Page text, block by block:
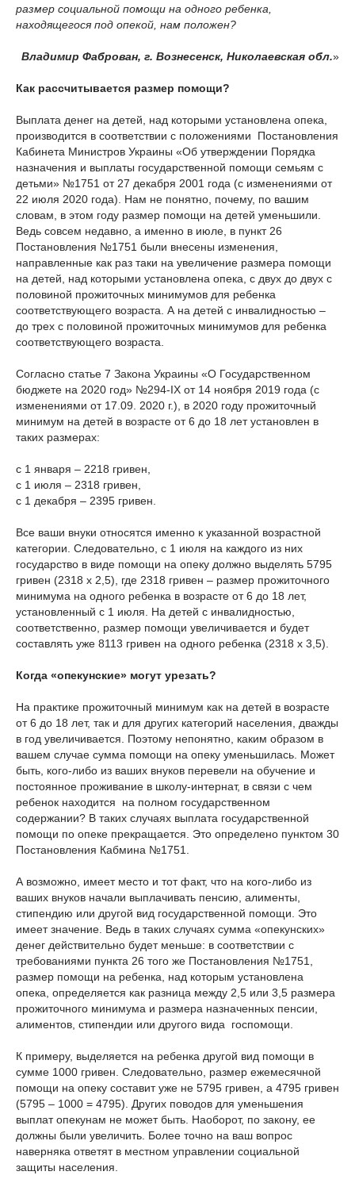
размер социальной помощи на одного ребенка,
находящегося под опекой, нам положен?
Владимир Фаброван, г. Вознесенск, Николаевская обл.»
Как рассчитывается размер помощи?
Выплата денег на детей, над которыми установлена опека,
производится в соответствии с положениями Постановления
Кабинета Министров Украины «Об утверждении Порядка
назначения и выплаты государственной помощи семьям с
детьми» №1751 от 27 декабря 2001 года (с изменениями от
22 июля 2020 года). Нам не понятно, почему, по вашим
словам, в этом году размер помощи на детей уменьшили.
Ведь совсем недавно, а именно в июле, в пункт 26
Постановления №1751 были внесены изменения,
направленные как раз таки на увеличение размера помощи
на детей, над которыми установлена опека, с двух до двух с
половиной прожиточных минимумов для ребенка
соответствующего возраста. А на детей с инвалидностью –
до трех с половиной прожиточных минимумов для ребенка
соответствующего возраста.
Согласно статье 7 Закона Украины «О Государственном
бюджете на 2020 год» №294-IX от 14 ноября 2019 года (с
изменениями от 17.09. 2020 г.), в 2020 году прожиточный
минимум на детей в возрасте от 6 до 18 лет установлен в
таких размерах:
с 1 января – 2218 гривен,
с 1 июля – 2318 гривен,
с 1 декабря – 2395 гривен.
Все ваши внуки относятся именно к указанной возрастной
категории. Следовательно, с 1 июля на каждого из них
государство в виде помощи на опеку должно выделять 5795
гривен (2318 х 2,5), где 2318 гривен – размер прожиточного
минимума на одного ребенка в возрасте от 6 до 18 лет,
установленный с 1 июля. На детей с инвалидностью,
соответственно, размер помощи увеличивается и будет
составлять уже 8113 гривен на одного ребенка (2318 х 3,5).
Когда «опекунские» могут урезать?
На практике прожиточный минимум как на детей в возрасте
от 6 до 18 лет, так и для других категорий населения, дважды
в год увеличивается. Поэтому непонятно, каким образом в
вашем случае сумма помощи на опеку уменьшилась. Может
быть, кого-либо из ваших внуков перевели на обучение и
постоянное проживание в школу-интернат, в связи с чем
ребенок находится на полном государственном
содержании? В таких случаях выплата государственной
помощи по опеке прекращается. Это определено пунктом 30
Постановления Кабмина №1751.
А возможно, имеет место и тот факт, что на кого-либо из
ваших внуков начали выплачивать пенсию, алименты,
стипендию или другой вид государственной помощи. Это
имеет значение. Ведь в таких случаях сумма «опекунских»
денег действительно будет меньше: в соответствии с
требованиями пункта 26 того же Постановления №1751,
размер помощи на ребенка, над которым установлена
опека, определяется как разница между 2,5 или 3,5 размера
прожиточного минимума и размера назначенных пенсии,
алиментов, стипендии или другого вида госпомощи.
К примеру, выделяется на ребенка другой вид помощи в
сумме 1000 гривен. Следовательно, размер ежемесячной
помощи на опеку составит уже не 5795 гривен, а 4795 гривен
(5795 – 1000 = 4795). Других поводов для уменьшения
выплат опекунам не может быть. Наоборот, по закону, ее
должны были увеличить. Более точно на ваш вопрос
наверняка ответят в местном управлении социальной
защиты населения.